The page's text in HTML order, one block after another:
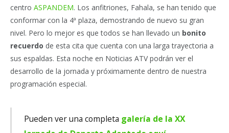
centro ASPANDEM. Los anfitriones, Fahala, se han tenido que
conformar con la 4ª plaza, demostrando de nuevo su gran
nivel. Pero lo mejor es que todos se han llevado un bonito
recuerdo de esta cita que cuenta con una larga trayectoria a
sus espaldas. Esta noche en Noticias ATV podrán ver el
desarrollo de la jornada y próximamente dentro de nuestra
programación especial.
Pueden ver una completa galería de la XX